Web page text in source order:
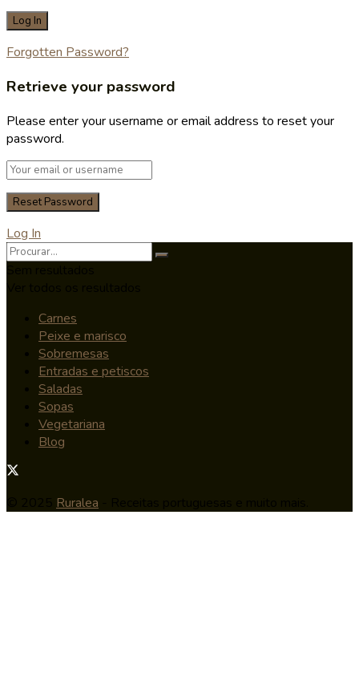
Forgotten Password?
Retrieve your password
Please enter your username or email address to reset your
password.
Log In
Carnes
Peixe e marisco
Sobremesas
Entradas e petiscos
Saladas
Sopas
Vegetariana
Blog
Ruralea